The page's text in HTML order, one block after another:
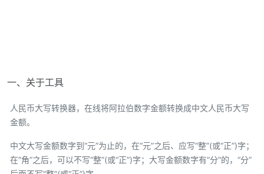
一、关于工具
人民币大写转换器，在线将阿拉伯数字金额转换成中文人民币大写
金额。
中文大写金额数字到“元”为止的，在“元”之后、应写“整”(或“正”)字；
在“角”之后，可以不写“整”(或“正”)字；大写金额数字有“分”的，“分”